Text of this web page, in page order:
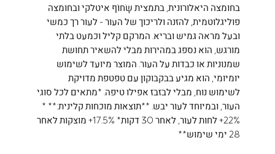
בחומצה היאלורונית, בתמצית שָׂחוֹף איטלקי ובחומצה
פוליגלוטמית, להזנה ולריכוך של העור - לעור רך כמשי
ובעל מראה גמיש ובריא. המרקם קליל וכמעט בלתי
מורגש, הוא נספג במהירות מבלי להשאיר תחושת
שמנוניות או כבדות על העור. המוצר מיועד לשימוש
יומיומי, הוא מגיע בבקבוקון עם טפטפת מדויקת
לשימוש נוח, מבלי לבזבז אפילו טיפה. *מתאים לכל סוגי
העור, ובמיוחד לעור יבש. **תוצאות מוכחות קלינית:** *
‎+22%‎ לחות לעור, לאחר 30 דקות* ‎+17.5%‎ מוצקות לאחר
28 ימי שימוש**